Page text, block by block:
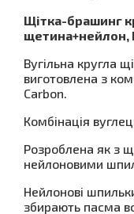
Щітка-брашинг
щетина+нейлон,
Вугільна кругла
виготовлена з
Carbon.
Комбінація
Розроблена як з
нейлоновими
Нейлонові
збирають пасма